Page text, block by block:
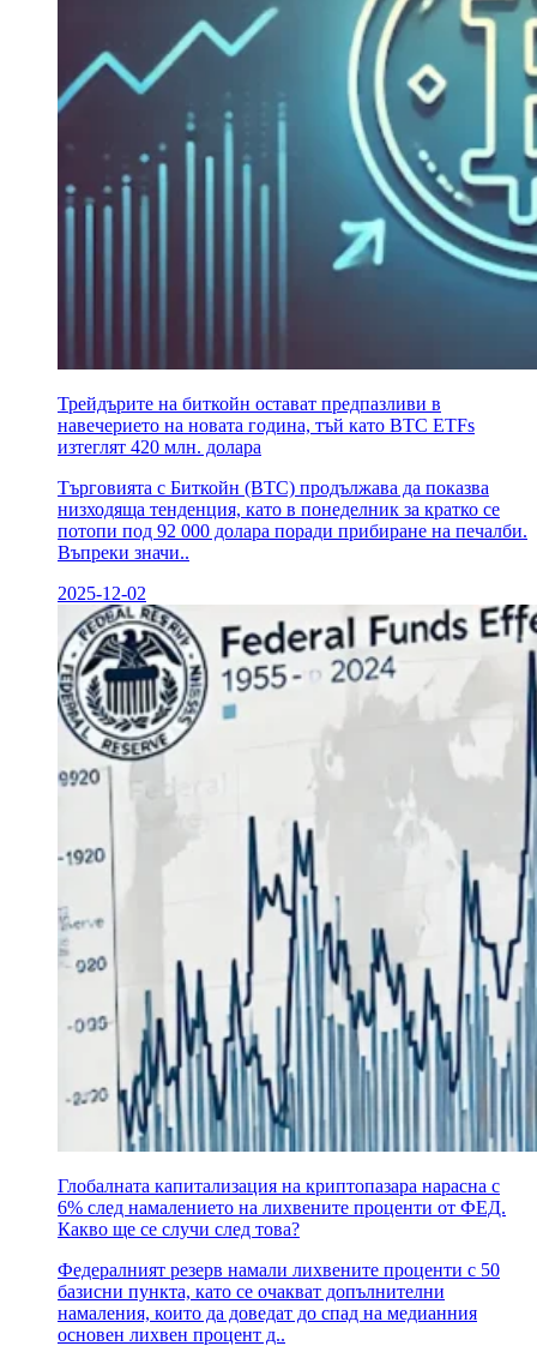
Трейдърите на биткойн остават предпазливи в
навечерието на новата година, тъй като BTC ETFs
изтеглят 420 млн. долара
Търговията с Биткойн (BTC) продължава да показва
низходяща тенденция, като в понеделник за кратко се
потопи под 92 000 долара поради прибиране на печалби.
Въпреки значи..
2025-12-02
Глобалната капитализация на криптопазара нарасна с
6% след намалението на лихвените проценти от ФЕД.
Какво ще се случи след това?
Федералният резерв намали лихвените проценти с 50
базисни пункта, като се очакват допълнителни
намаления, които да доведат до спад на медианния
основен лихвен процент д..